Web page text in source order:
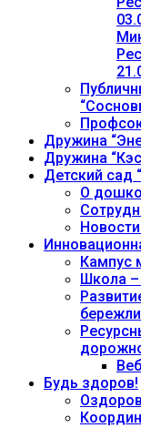
Дружина
Дружина
Детский сад
О
Кампус
Школа –
Будь здоров!